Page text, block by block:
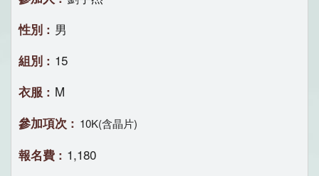
男
15
M
10K(含晶片)
1,180